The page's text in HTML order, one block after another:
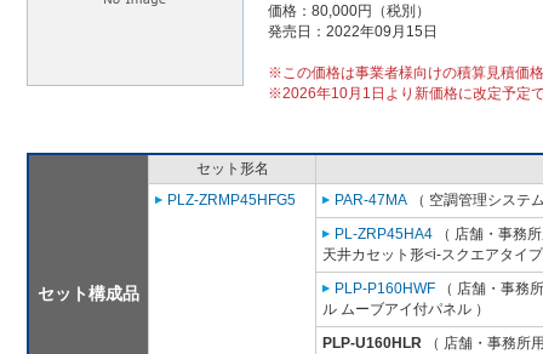
価格：80,000円（税別）
発売日：2022年09月15日
※この価格は事業者様向けの積算見積価
※2026年10月1日より新価格に改定予定
セット構成品
セット形名
PLZ-ZRMP45HFG5
PAR-47MA （ 空調管理システ
PL-ZRP45HA4 （ 店舗・事務
天井カセット形<i-スクエアタイ
PLP-P160HWF （ 店舗・事務
ル ムーブアイ付パネル ）
PLP-U160HLR （ 店舗・事務所